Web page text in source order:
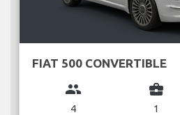
FIAT 500 CONVERTIBLE
group
4
business_center
1